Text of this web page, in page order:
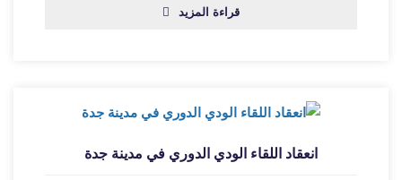
قراءة المزيد
انعقاد اللقاء الودي الدوري في مدينة جدة